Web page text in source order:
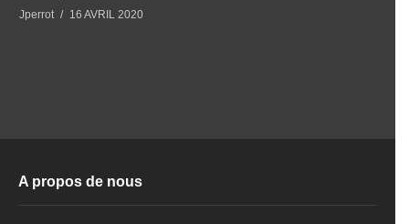
Jperrot 16 AVRIL 2020
A propos de nous